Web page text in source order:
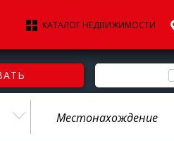
КАТАЛОГ НЕДВИЖИМОСТИ